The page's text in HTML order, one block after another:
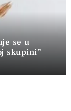
se u
skupini”